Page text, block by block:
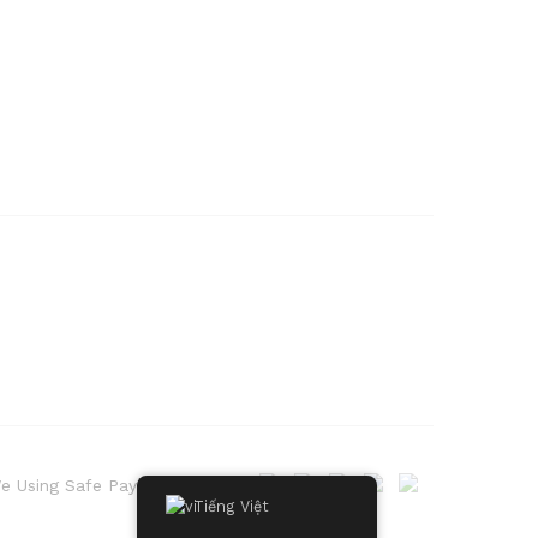
Using Safe Payment For
Tiếng Việt